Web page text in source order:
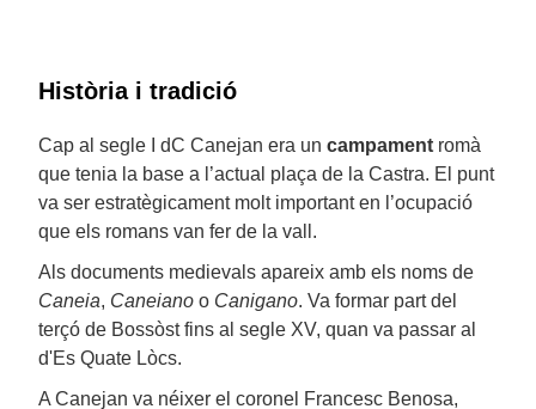
Història i tradició
Cap al segle I dC Canejan era un campament romà
que tenia la base a l’actual plaça de la Castra. El punt
va ser estratègicament molt important en l’ocupació
que els romans van fer de la vall.
Als documents medievals apareix amb els noms de
Caneia, Caneiano o Canigano. Va formar part del
terçó de Bossòst fins al segle XV, quan va passar al
d'Es Quate Lòcs.
A Canejan va néixer el coronel Francesc Benosa,